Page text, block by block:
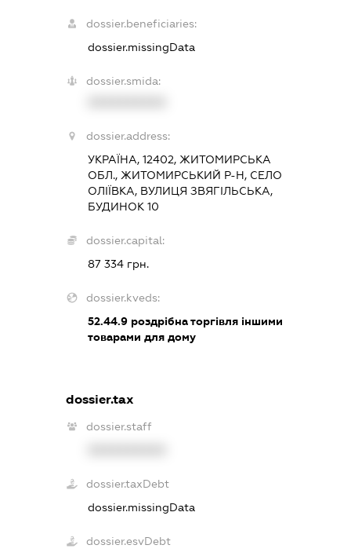
dossier.beneficiaries:
dossier.missingData
dossier.smida:
dossier.address:
УКРАЇНА, 12402, ЖИТОМИРСЬКА
ОБЛ., ЖИТОМИРСЬКИЙ Р-Н, СЕЛО
ОЛІЇВКА, ВУЛИЦЯ ЗВЯГІЛЬСЬКА,
БУДИНОК 10
dossier.capital:
87 334 грн.
dossier.kveds:
52.44.9 роздрібна торгівля іншими
товарами для дому
dossier.tax
dossier.staff
dossier.taxDebt
dossier.missingData
dossier.esvDebt